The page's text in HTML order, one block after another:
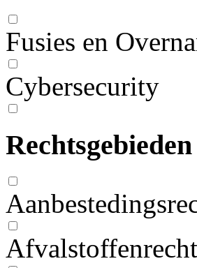
Fusies en
Cybersecurity
Rechtsgebieden
Afvalstoffenrecht